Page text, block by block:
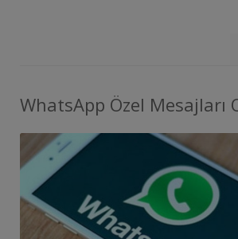
WhatsApp Özel Mesajları